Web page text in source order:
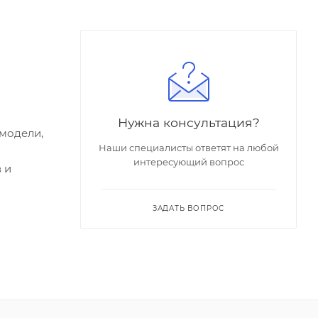
и
Нужна консультация?
Наши специалисты ответят на любой
интересующий вопрос
ЗАДАТЬ ВОПРОС